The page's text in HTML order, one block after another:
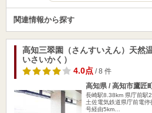
関連情報から探す
高知三翠園（さんすいえん）天然
いさいかく）
4.0点/ 8 件
高知県 / 高知市鷹匠
長崎駅8.38km 県庁前駅
土佐電気鉄道県庁前電
号経由5km…